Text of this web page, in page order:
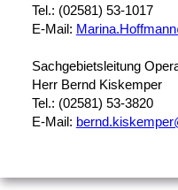
Tel.: (02581) 53-1017
E-Mail:
Sachgebietsleitung
Herr Bernd Kiskemper
Tel.: (02581) 53-3820
E-Mail: